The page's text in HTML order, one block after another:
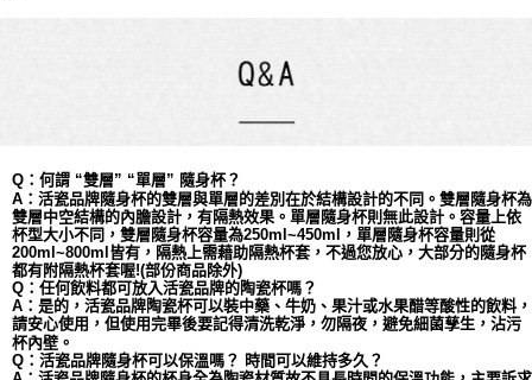
Q：何謂 “雙層” “單層” 隨身杯？
A：活瓷品牌隨身杯的雙層與單層的差別在於結構設計的不同。雙層隨身杯為
雙層中空結構的內膽設計，有隔熱效果。單層隨身杯則無此設計。容量上依
杯型大小不同， 雙層 隨身杯容量為250ml~450ml，單層隨身杯容量則從
200ml~800ml皆有，隔熱上需藉助隔熱杯套，不過您放心，大部分的隨身杯
都有附隔熱杯套喔!(部份商品除外)
Q：任何飲料都可放入活瓷品牌的陶瓷杯嗎？
A：是的，活瓷品牌陶瓷杯可以裝中藥、牛奶、果汁或水果醋等酸性的飲料，
請安心使用，但使用完畢後要記得清洗乾淨，勿隔夜，避免細菌孳生，沾污
杯內壁。
Q：活瓷品牌隨身杯可以保溫嗎？ 時間可以維持多久？